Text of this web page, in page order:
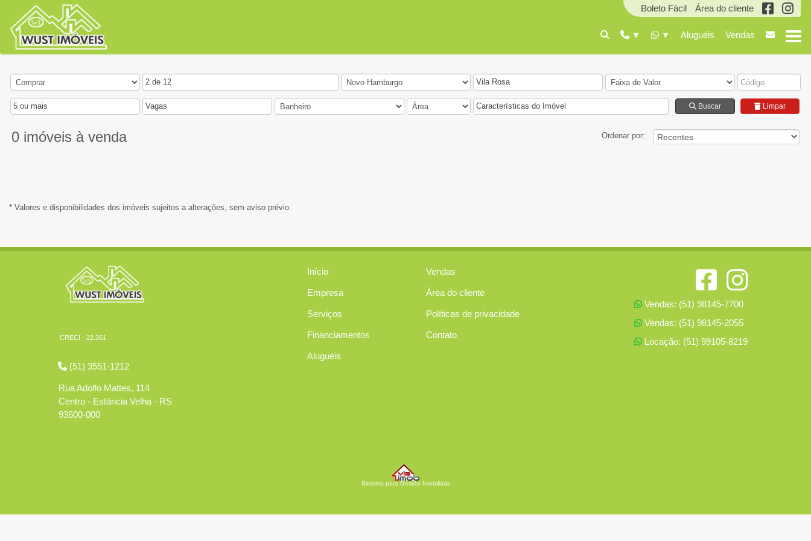
Boleto Fácil Área do cliente
Aluguéis Vendas
2 de 12 Vila Rosa
5 ou mais Vagas Características do Imóvel Buscar Limpar
0 imóveis à venda Ordenar por:
* Valores e disponibilidades dos imóveis sujeitos a alterações, sem aviso prévio.
CRECI - 22.361
(51) 3551-1212
Rua Adolfo Mattes, 114
Centro - Estância Velha - RS
93600-000
Início
Empresa
Serviços
Financiamentos
Aluguéis
Vendas
Área do cliente
Políticas de privacidade
Contato
Vendas: (51) 98145-7700
Vendas: (51) 98145-2055
Locação: (51) 99105-8219
Sistema para Gestão Imobiliária